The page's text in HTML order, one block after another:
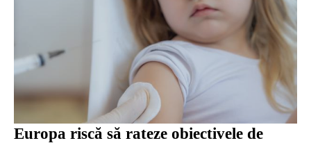
Europa riscă să rateze obiectivele de